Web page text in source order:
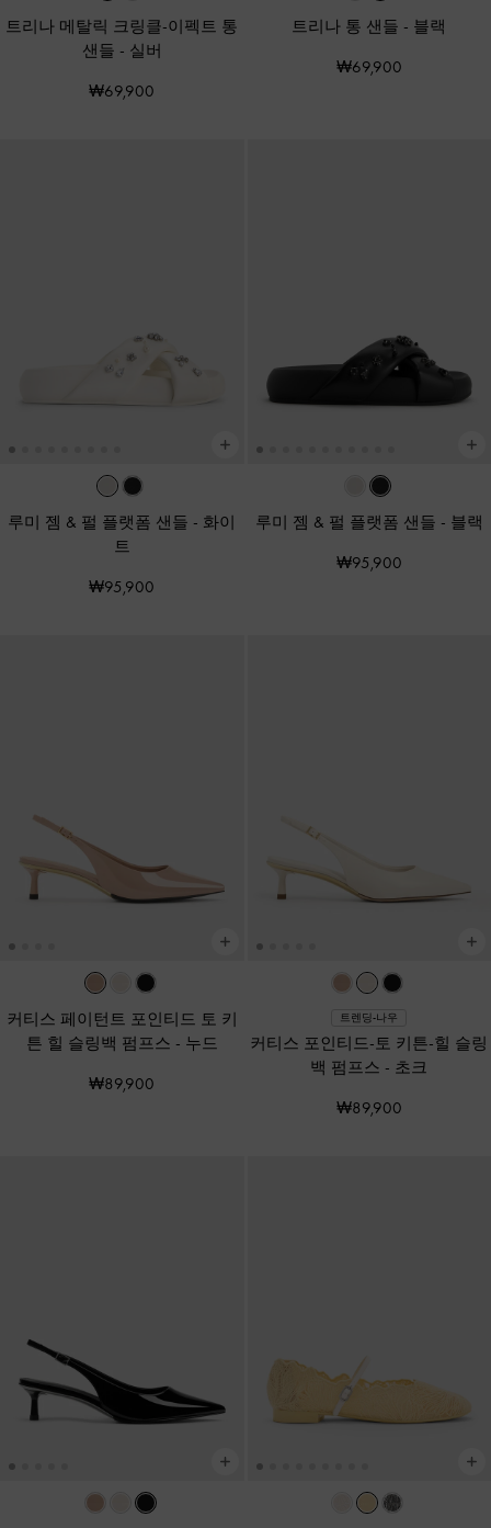
트리나 메탈릭 크링클-이펙트 통
샌들 - 실버
₩69,900
트리나 통 샌들 - 블랙
₩69,900
루미 젬 & 펄 플랫폼 샌들 - 화이
트
₩95,900
루미 젬 & 펄 플랫폼 샌들 - 블랙
₩95,900
커티스 페이턴트 포인티드 토 키
튼 힐 슬링백 펌프스 - 누드
₩89,900
트렌딩-나우
커티스 포인티드-토 키튼-힐 슬링
백 펌프스 - 초크
₩89,900